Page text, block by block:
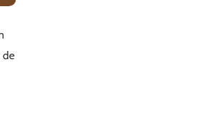
de